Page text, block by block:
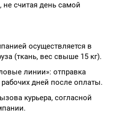
считая день самой
осуществляется в
(ткань, вес свыше 15 кг).
линии»: отправка
дней после оплаты.
курьера, согласной